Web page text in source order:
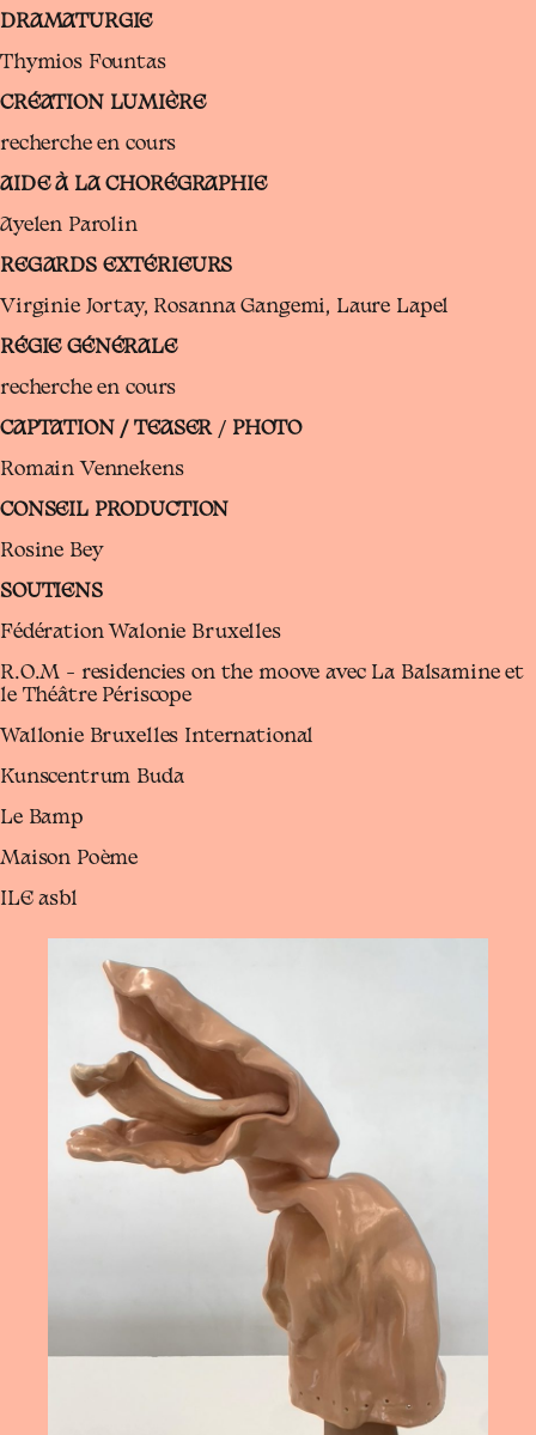
DRAMATURGIE
Thymios Fountas
CRÉATION LUMIÈRE
recherche en cours
AIDE À LA CHORÉGRAPHIE
Ayelen Parolin
REGARDS EXTÉRIEURS
Virginie Jortay, Rosanna Gangemi, Laure Lapel
RÉGIE GÉNÉRALE
recherche en cours
CAPTATION / TEASER / PHOTO
Romain Vennekens
CONSEIL PRODUCTION
Rosine Bey
SOUTIENS
Fédération Walonie Bruxelles
R.O.M – residencies on the moove avec La Balsamine et
le Théâtre Périscope
Wallonie Bruxelles International
Kunscentrum Buda
Le Bamp
Maison Poème
ILE asbl